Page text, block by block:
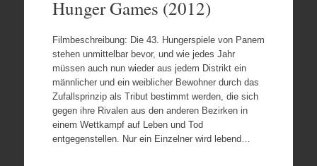
Hunger Games (2012)
Filmbeschreibung: Die 43. Hungerspiele von Panem
stehen unmittelbar bevor, und wie jedes Jahr
müssen auch nun wieder aus jedem Distrikt ein
männlicher und ein weiblicher Bewohner durch das
Zufallsprinzip als Tribut bestimmt werden, die sich
gegen ihre Rivalen aus den anderen Bezirken in
einem Wettkampf auf Leben und Tod
entgegenstellen. Nur ein Einzelner wird lebend…